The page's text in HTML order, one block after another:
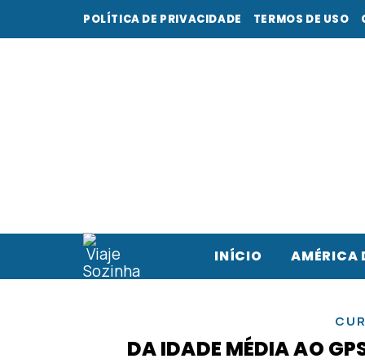
POLÍTICA DE PRIVACIDADE TERMOS DE USO
INÍCIO AMÉRICA
DA IDADE MÉDIA AO